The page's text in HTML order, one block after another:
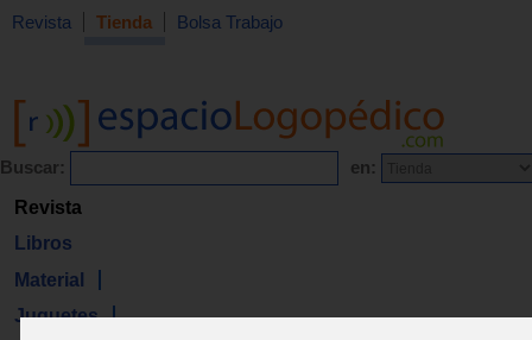
Revista Tienda Bolsa Trabajo
Buscar: en:
Revista
Libros
Material
Juguetes